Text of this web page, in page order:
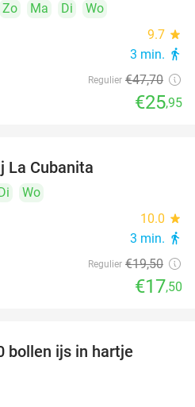
Zo Ma Di
Wo
9.7 star
3 min. directions_walk
Regulier €47,70
€25,95
La Cubanita
Wo
10.0 star
3 min. directions_walk
Regulier €19,50
€17,50
bollen ijs in hartje